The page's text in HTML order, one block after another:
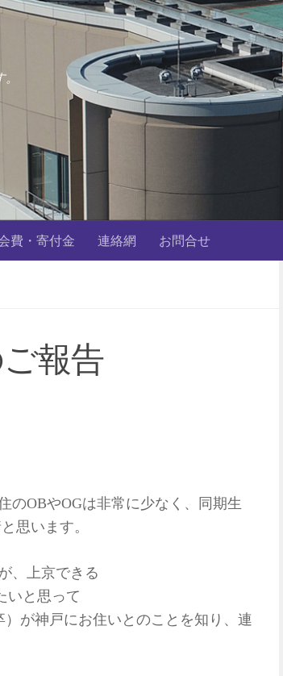
費・寄付金 連絡網 お問合せ
報告
のOBやOGは非常に少なく、同期生
思います。
、上京できる
いと思って
）が神戸にお住いとのことを知り、連